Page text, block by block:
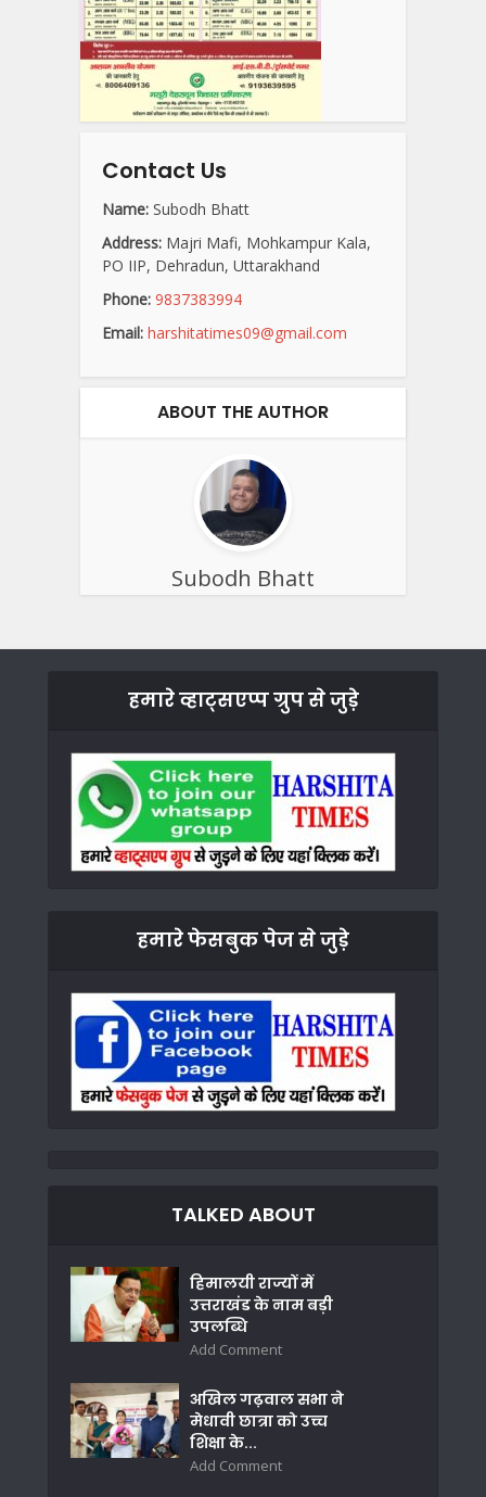
Contact Us
Name: Subodh Bhatt
Address: Majri Mafi, Mohkampur Kala,
PO IIP, Dehradun, Uttarakhand
Phone: 9837383994
Email: harshitatimes09@gmail.com
ABOUT THE AUTHOR
Subodh Bhatt
हमारे व्हाट्सएप्प ग्रुप से जुड़े
हमारे फेसबुक पेज से जुड़े
TALKED ABOUT
हिमालयी राज्यों में
उत्तराखंड के नाम बड़ी
उपलब्धि
Add Comment
अखिल गढ़वाल सभा ने
मेधावी छात्रा को उच्च
शिक्षा के...
Add Comment